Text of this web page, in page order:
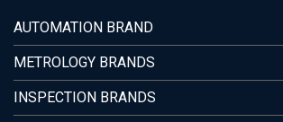
AUTOMATION BRAND
METROLOGY BRANDS
INSPECTION BRANDS